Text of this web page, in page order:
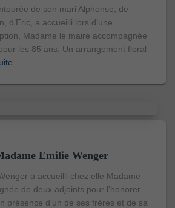
de son mari Alphonse, de
d’Eric, a accueilli lors d’une
Madame le maire accompagnée
les 85 ans. Un arrangement floral
Emilie Wenger
a accueilli chez elle Madame
de deux adjoints pour l’honorer
présence d’un de ses frères et de sa